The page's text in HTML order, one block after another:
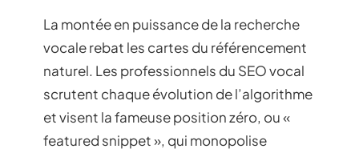
La montée en puissance de la recherche
vocale rebat les cartes du référencement
naturel. Les professionnels du SEO vocal
scrutent chaque évolution de l’algorithme
et visent la fameuse position zéro, ou «
featured snippet », qui monopolise